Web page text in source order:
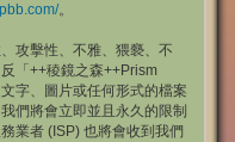
。
攻擊性、不雅、猥褻、不
「++稜鏡之森++Prism
字、圖片或任何形式的檔案
們將會立即並且永久的限制
業者 (ISP) 也將會收到我們